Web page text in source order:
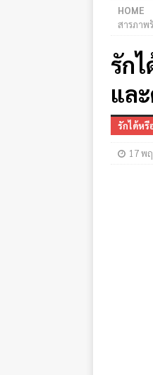
HOME
สารภาพ
รัก
แล
รักได้หรื
17 พ